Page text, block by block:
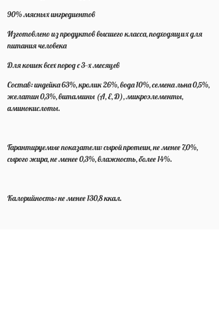
90% мясных ингредиентов
Изготовлено из продуктов высшего класса, подходящих для
питания человека
Для кошек всех пород с 3-х месяцев
Состав: индейка 63%, кролик 26%, вода 10%, семена льна 0,5%,
желатин 0,3%, витамины (А, Е, Д), микроэлементы,
аминокислоты.
Гарантируемые показатели: сырой протеин, не менее 7,0%,
сырого жира, не менее 0,3%, влажность, более 14%.
Калорийность: не менее 130,8 ккал.